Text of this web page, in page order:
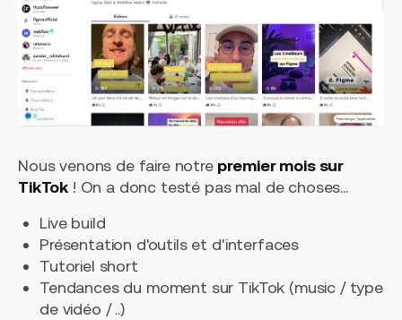
Nous venons de faire notrepremier mois sur
TikTok ! On a donc testé pas mal de choses...
Live build
Présentation d'outils et d'interfaces
Tutoriel short
Tendances du moment sur TikTok (music / type
de vidéo / ..)